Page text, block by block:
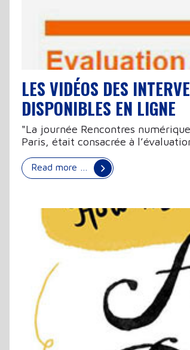
LES VIDÉOS DES
DISPONIBLES EN LIGNE
"La journée Rencontres
Paris, était consacrée à
Read more …